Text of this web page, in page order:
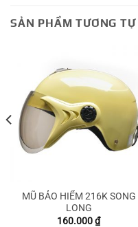
SẢN PHẨM TƯƠNG TỰ
MŨ BẢO HIỂM 216K SONG
LONG
160.000₫